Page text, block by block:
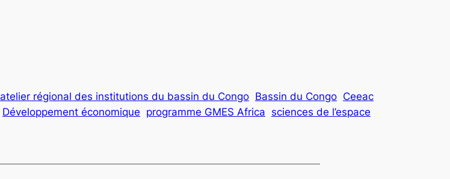
atelier régional des institutions du bassin du Congo Bassin du Congo Ceeac
Développement économique programme GMES Africa sciences de l’espace